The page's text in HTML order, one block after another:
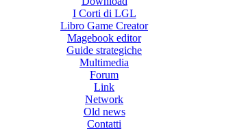
I Corti di LGL
Libro Game Creator
Magebook editor
Guide strategiche
Multimedia
Forum
Link
Network
Old news
Contatti